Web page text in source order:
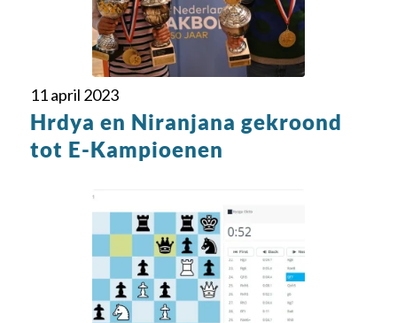
11 april 2023
Hrdya en Niranjana gekroond
tot E-Kampioenen